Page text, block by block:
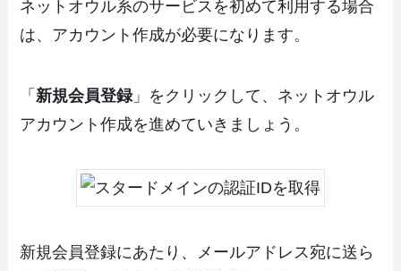
ネットオウル系のサービスを初めて利用する場合
は、アカウント作成が必要になります。
「 新規会員登録」をクリックして、ネットオウル
アカウント作成を進めていきましょう。
新規会員登録にあたり、メールアドレス宛に送ら